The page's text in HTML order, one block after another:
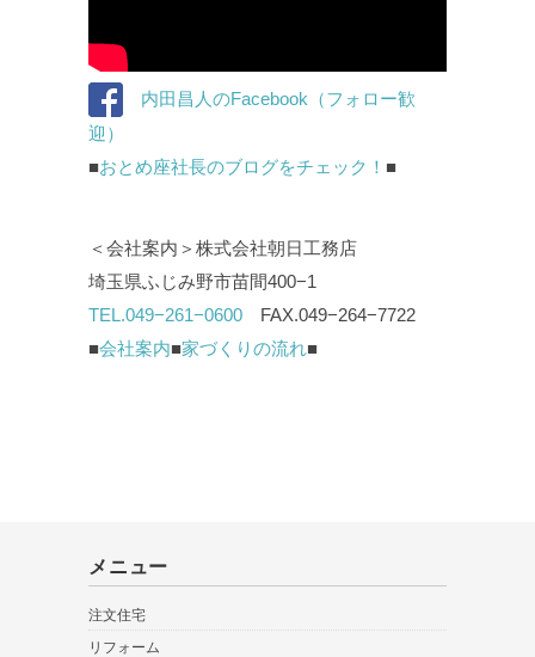
内田昌人のFacebook（フォロー歓
迎）
■おとめ座社長のブログをチェック！ ■
＜会社案内＞株式会社朝日工務店
埼玉県ふじみ野市苗間400−1
TEL.049−261−0600 FAX.049−264−7722
■会社案内■家づくりの流れ■
メニュー
注文住宅
リフォーム